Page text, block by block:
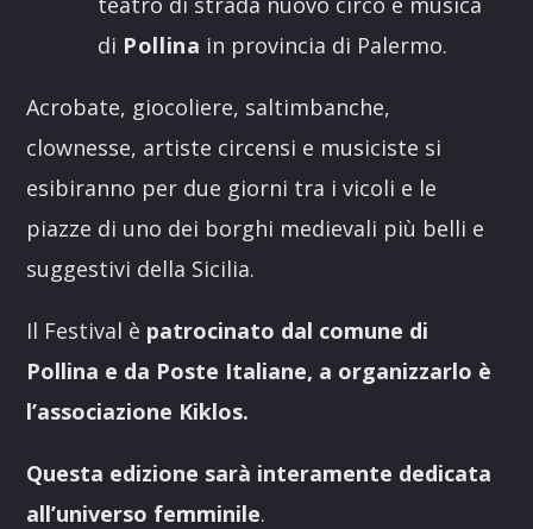
di Pollina in provincia di Palermo.
Acrobate, giocoliere, saltimbanche,
clownesse, artiste circensi e musiciste si
esibiranno per due giorni tra i vicoli e le
piazze di uno dei borghi medievali più belli e
suggestivi della Sicilia.
Il Festival è patrocinato dal comune di
Pollina e da Poste Italiane, a organizzarlo è
l’associazione Kiklos.
Questa edizione sarà interamente dedicata
all’universo femminile.